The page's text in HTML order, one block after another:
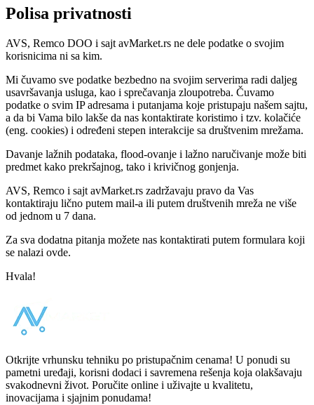
Polisa privatnosti
AVS, Remco DOO i sajt avMarket.rs ne dele podatke o svojim
korisnicima ni sa kim.
Mi čuvamo sve podatke bezbedno na svojim serverima radi daljeg
usavršavanja usluga, kao i sprečavanja zloupotreba. Čuvamo
podatke o svim IP adresama i putanjama koje pristupaju našem sajtu,
a da bi Vama bilo lakše da nas kontaktirate koristimo i tzv. kolačiće
(eng. cookies) i određeni stepen interakcije sa društvenim mrežama.
Davanje lažnih podataka, flood-ovanje i lažno naručivanje može biti
predmet kako prekršajnog, tako i krivičnog gonjenja.
AVS, Remco i sajt avMarket.rs zadržavaju pravo da Vas
kontaktiraju lično putem mail-a ili putem društvenih mreža ne više
od jednom u 7 dana.
Za sva dodatna pitanja možete nas kontaktirati putem formulara koji
se nalazi ovde.
Hvala!
Otkrijte vrhunsku tehniku po pristupačnim cenama! U ponudi su
pametni uređaji, korisni dodaci i savremena rešenja koja olakšavaju
svakodnevni život. Poručite online i uživajte u kvalitetu,
inovacijama i sjajnim ponudama!